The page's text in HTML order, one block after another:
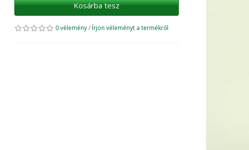
Kosárba tesz
0 vélemény/Írjon véleményt a termékről